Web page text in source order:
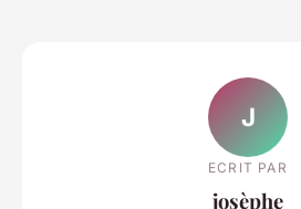
J
ECRIT PAR
josèphe